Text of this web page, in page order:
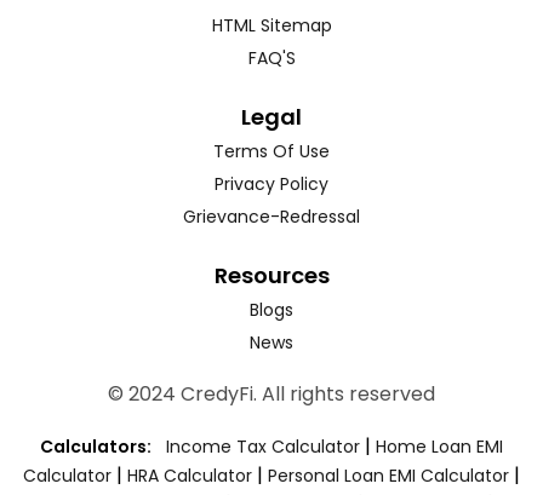
HTML Sitemap
FAQ'S
Legal
Terms Of Use
Privacy Policy
Grievance-Redressal
Resources
Blogs
News
© 2024 CredyFi. All rights reserved
Calculators: Income Tax Calculator | Home Loan EMI
Calculator | HRA Calculator | Personal Loan EMI Calculator |